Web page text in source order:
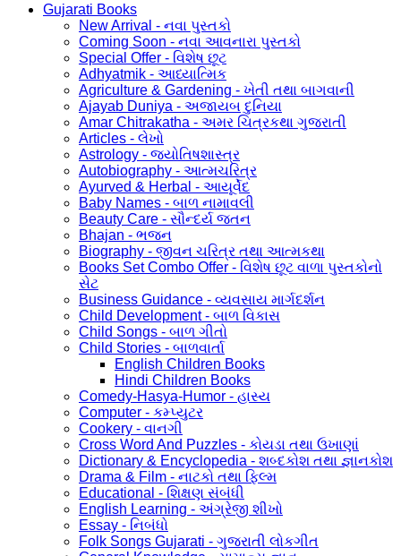
Gujarati Books
New Arrival - નવા પુસ્તકો
Coming Soon - નવા આવનારા પુસ્તકો
Special Offer - વિશેષ છૂટ
Adhyatmik - આધ્યાત્મિક
Agriculture & Gardening - ખેતી તથા બાગવાની
Ajayab Duniya - અજાયબ દુનિયા
Amar Chitrakatha - અમર ચિત્રકથા ગુજરાતી
Articles - લેખો
Astrology - જ્યોતિષશાસ્ત્ર
Autobiography - આત્મચરિત્ર
Ayurved & Herbal - આયૂર્વેદ
Baby Names - બાળ નામાવલી
Beauty Care - સૌન્દર્ય જતન
Bhajan - ભજન
Biography - જીવન ચરિત્ર તથા આત્મકથા
Books Set Combo Offer - વિશેષ છૂટ વાળા પુસ્તકોનો
સેટ
Business Guidance - વ્યવસાય માર્ગદર્શન
Child Development - બાળ વિકાસ
Child Songs - બાળ ગીતો
Child Stories - બાળવાર્તા
English Children Books
Hindi Children Books
Comedy-Hasya-Humor - હાસ્ય
Computer - કમ્પ્યુટર
Cookery - વાનગી
Cross Word And Puzzles - કોયડા તથા ઉખાણાં
Dictionary & Encyclopedia - શબ્દકોશ તથા જ્ઞાનકોશ
Drama & Film - નાટકો તથા ફિલ્મ
Educational - શિક્ષણ સંબંધી
English Learning - અંગ્રેજી શીખો
Essay - નિબંધો
Folk Songs Gujarati - ગુજરાતી લોકગીત